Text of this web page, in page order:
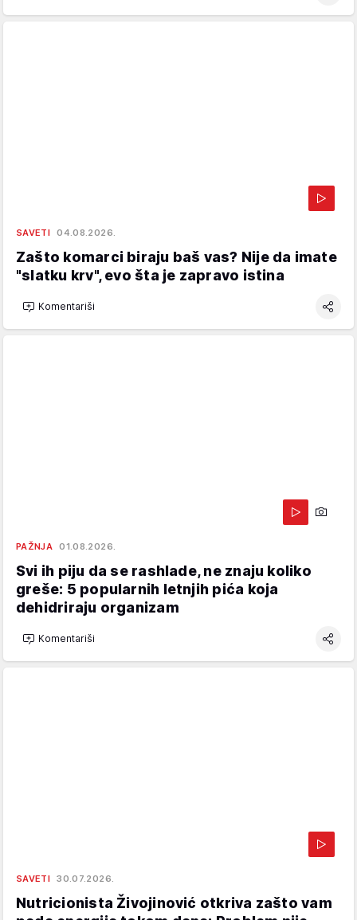
SAVETI 04.08.2026.
Zašto komarci biraju baš vas? Nije da imate
"slatku krv", evo šta je zapravo istina
Komentariši
PAŽNJA 01.08.2026.
Svi ih piju da se rashlade, ne znaju koliko
greše: 5 popularnih letnjih pića koja
dehidriraju organizam
Komentariši
SAVETI 30.07.2026.
Nutricionista Živojinović otkriva zašto vam